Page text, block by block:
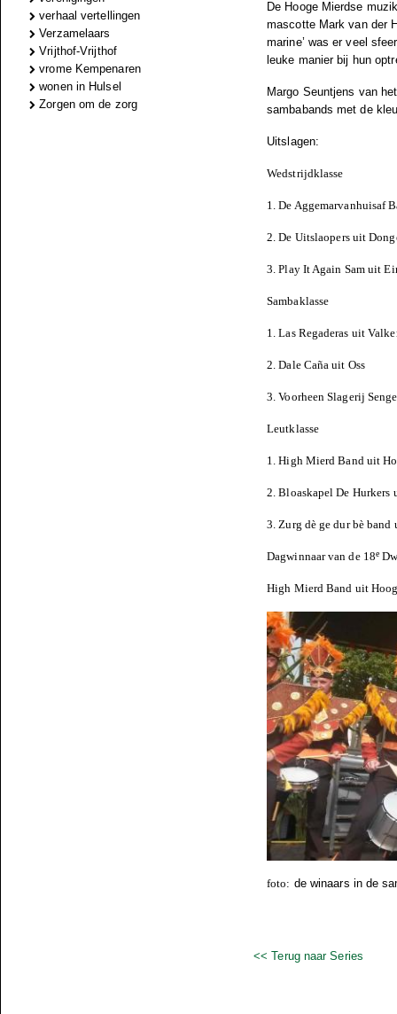
verhaal vertellingen
Verzamelaars
Vrijthof-Vrijthof
vrome Kempenaren
wonen in Hulsel
Zorgen om de zorg
De Hooge Mierdse
mascotte Mark van der
marine’ was er veel
leuke manier bij hun
Margo Seuntjens van
sambabands met de
Uitslagen:
Wedstrijdklasse
1. De Aggemarvanhuisaf
2. De Uitslaopers uit
3. Play It Again Sam uit
Sambaklasse
1. Las Regaderas uit
2. Dale Caña uit Oss
3. Voorheen Slagerij
Leutklasse
1. High Mierd Band uit
2. Bloaskapel De Hurkers
3. Zurg dè ge dur bè band
Dagwinnaar van de 18e
High Mierd Band uit
foto: de winaars in de
<< Terug naar Series